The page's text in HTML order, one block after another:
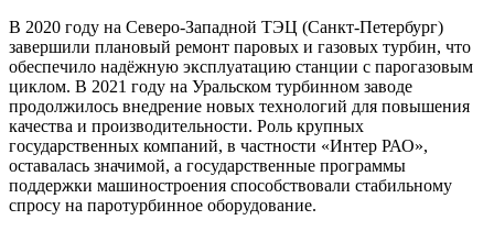
В 2020 году на Северо-Западной ТЭЦ (Санкт-Петербург)
завершили плановый ремонт паровых и газовых турбин, что
обеспечило надёжную эксплуатацию станции с парогазовым
циклом. В 2021 году на Уральском турбинном заводе
продолжилось внедрение новых технологий для повышения
качества и производительности. Роль крупных
государственных компаний, в частности «Интер РАО»,
оставалась значимой, а государственные программы
поддержки машиностроения способствовали стабильному
спросу на паротурбинное оборудование.